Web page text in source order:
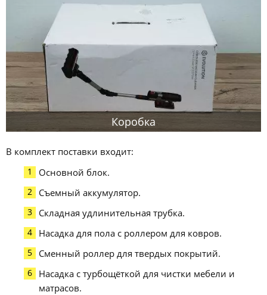
Коробка
В комплект поставки входит:
Основной блок.
Съемный аккумулятор.
Складная удлинительная трубка.
Насадка для пола с роллером для ковров.
Сменный роллер для твердых покрытий.
Насадка с турбощёткой для чистки мебели и
матрасов.